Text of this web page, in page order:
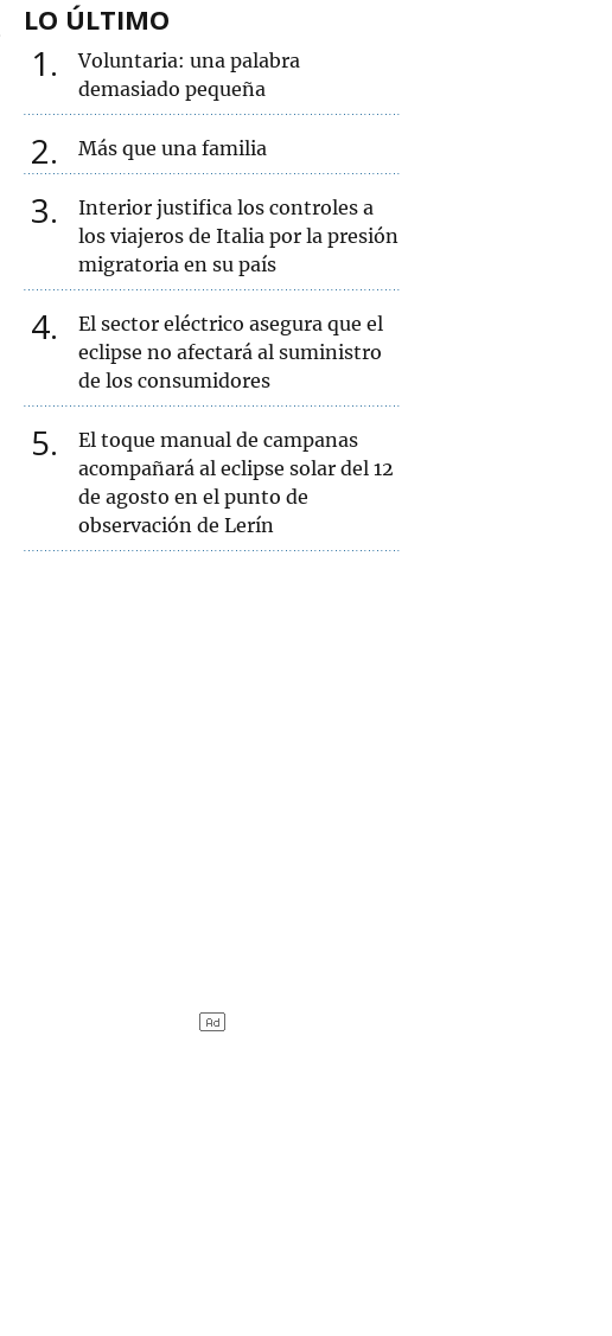
LO ÚLTIMO
1
Voluntaria: una palabra
demasiado pequeña
2 Más que una familia
3
Interior justifica los controles a
los viajeros de Italia por la presión
migratoria en su país
4
El sector eléctrico asegura que el
eclipse no afectará al suministro
de los consumidores
5
El toque manual de campanas
acompañará al eclipse solar del 12
de agosto en el punto de
observación de Lerín